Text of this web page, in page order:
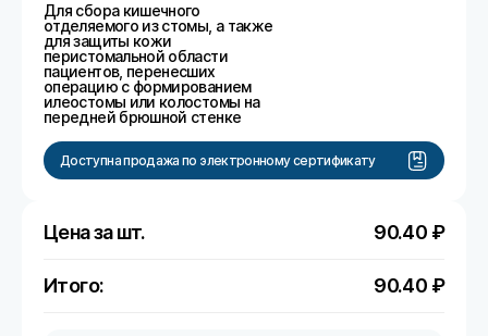
Для сбора кишечного
отделяемого из стомы, а также
для защиты кожи
перистомальной области
пациентов, перенесших
операцию с формированием
илеостомы или колостомы на
передней брюшной стенке
Доступна продажа по электронному сертификату
Цена за шт. 90.40 ₽
Итого: 90.40 ₽